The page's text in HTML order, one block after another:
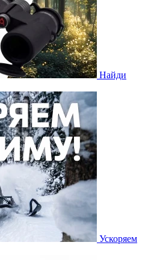
Найди
Ускоряем